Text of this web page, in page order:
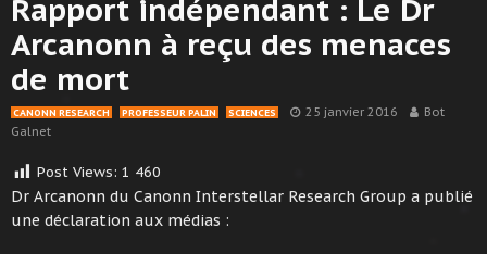
Rapport indépendant : Le Dr
Arcanonn à reçu des menaces
de mort
CANONN RESEARCH PROFESSEUR PALIN SCIENCES 25 janvier 2016
Bot
Galnet
Post Views: 1 460
Dr Arcanonn du Canonn Interstellar Research Group a publié
une déclaration aux médias :